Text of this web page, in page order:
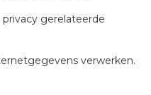
gerelateerde
verwerken.